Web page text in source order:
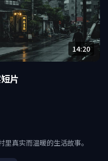
14:20
片
真实而温暖的生活故事。